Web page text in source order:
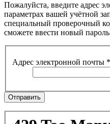
Пожалуйста, введите адрес
параметрах вашей учётной
специальный проверочный
сможете ввести новый
Адрес электронной почты *
Отправить